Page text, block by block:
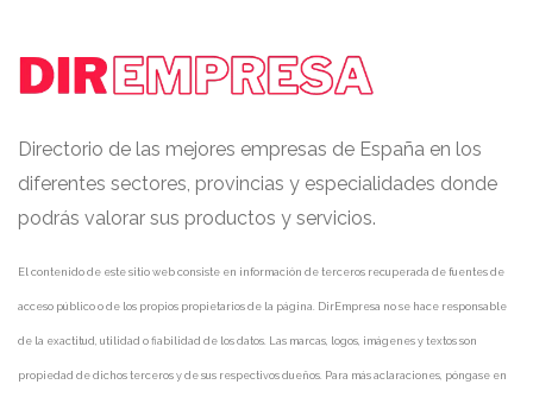
Directorio de las mejores empresas de España en los
diferentes sectores, provincias y especialidades donde
podrás valorar sus productos y servicios.
El contenido de este sitio web consiste en información de terceros recuperada de fuentes de
acceso público o de los propios propietarios de la página. DirEmpresa no se hace responsable
de la exactitud, utilidad o fiabilidad de los datos. Las marcas, logos, imágenes y textos son
propiedad de dichos terceros y de sus respectivos dueños. Para más aclaraciones, póngase en